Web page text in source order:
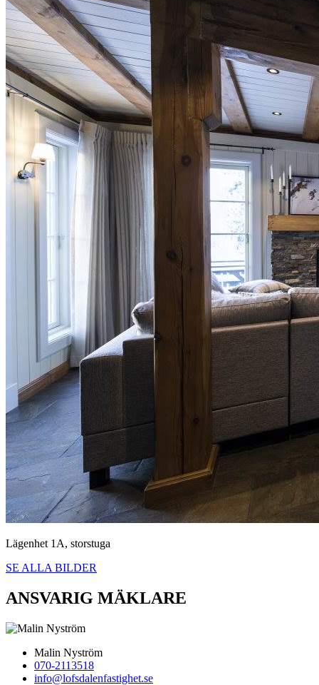
Lägenhet 1A, storstuga
SE ALLA BILDER
ANSVARIG MÄKLARE
Malin Nyström
070-2113518
info@lofsdalenfastighet.se